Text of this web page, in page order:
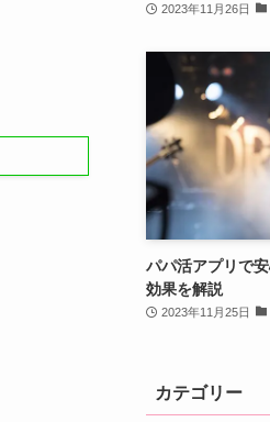
2023年11月26日
パパ活アプリで
効果を解説
2023年11月25日
カテゴリー